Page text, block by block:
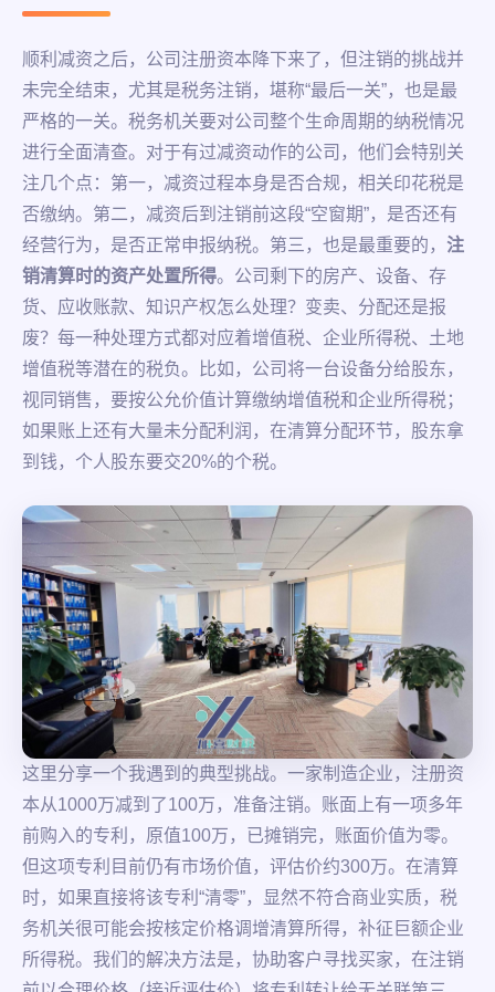
顺利减资之后，公司注册资本降下来了，但注销的挑战并
未完全结束，尤其是税务注销，堪称“最后一关”，也是最
严格的一关。税务机关要对公司整个生命周期的纳税情况
进行全面清查。对于有过减资动作的公司，他们会特别关
注几个点：第一，减资过程本身是否合规，相关印花税是
否缴纳。第二，减资后到注销前这段“空窗期”，是否还有
经营行为，是否正常申报纳税。第三，也是最重要的， 注
销清算时的资产处置所得。公司剩下的房产、设备、存
货、应收账款、知识产权怎么处理？变卖、分配还是报
废？每一种处理方式都对应着增值税、企业所得税、土地
增值税等潜在的税负。比如，公司将一台设备分给股东，
视同销售，要按公允价值计算缴纳增值税和企业所得税；
如果账上还有大量未分配利润，在清算分配环节，股东拿
到钱，个人股东要交20%的个税。
这里分享一个我遇到的典型挑战。一家制造企业，注册资
本从1000万减到了100万，准备注销。账面上有一项多年
前购入的专利，原值100万，已摊销完，账面价值为零。
但这项专利目前仍有市场价值，评估价约300万。在清算
时，如果直接将该专利“清零”，显然不符合商业实质，税
务机关很可能会按核定价格调增清算所得，补征巨额企业
所得税。我们的解决方法是，协助客户寻找买家，在注销